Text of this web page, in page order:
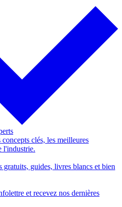
clés, les meilleures
l'industrie.
gratuits, guides, livres blancs et bien
et recevez nos dernières